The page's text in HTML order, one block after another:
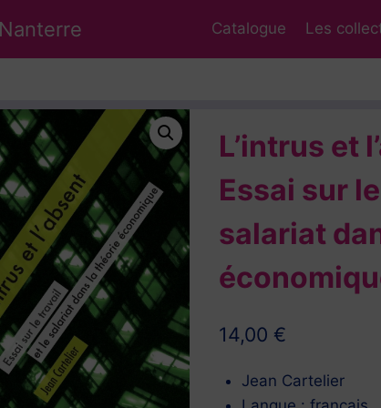
Catalogue Les
L’intrus et
Essai sur
salariat
14,00 €
Jean Cartelier